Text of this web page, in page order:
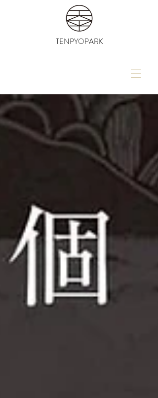
TENPYOPARK